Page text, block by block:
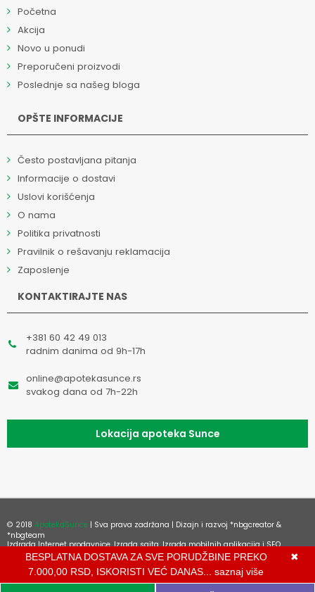
Početna
Akcija
Novo u ponudi
Preporučeni proizvodi
Poslednje sa našeg bloga
OPŠTE INFORMACIJE
Često postavljana pitanja
Informacije o dostavi
Uslovi korišćenja
O nama
Politika privatnosti
Pravilnik o rešavanju reklamacija
Zaposlenje
KONTAKTIRAJTE NAS
+381 60 42 49 013
radnim danima od 9h-17h
online@apotekasunce.rs
svakog dana od 7h-22h
Lokacija apoteka Sunce
© 2018 ApotekaSunce | Sva prava zadržana | Dizajn i razvoj *nbgcreator &
*nbgteam
Izdrada Internet prodavnice,Izrada sajta,Izrada mobilnih aplikacijaiSEO
optimizacija sajta
✖
BESPLATNA DOSTAVA ZA SVE PORUDŽBINE PREKO
7.000,00 RSD, ISKORISTI VEĆ DANAS... saznaj više